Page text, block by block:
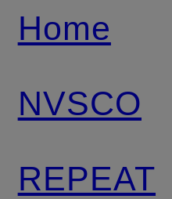
Home
NVSCO
REPEAT